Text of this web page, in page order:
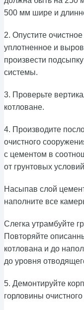
500 мм шире и
2. Опустите
уплотненное и
произвести
системы.
3. Проверьте
котловане.
4. Производите
очистного
с цементом в
от грунтовых
Насыпав слой
наполните все
Слегка утрамбуйте
Повторяйте
котлована и до
до уровня
5. Демонтируйте
горловины